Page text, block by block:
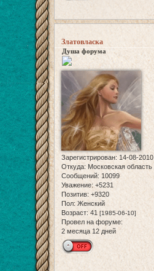
Златовласка
Душа форума
Зарегистрирован: 14-08-2010
Откуда: Московская область
Сообщений: 10099
Уважение: +5231
Позитив: +9320
Пол: Женский
Возраст: 41 [1985-06-10]
Провел на форуме:
2 месяца 12 дней